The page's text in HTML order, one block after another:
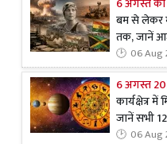
6 अगस्त का
बम से लेकर
तक, जानें
06 Aug
6 अगस्त
कार्यक्षेत्र
जानें सभी
06 Aug